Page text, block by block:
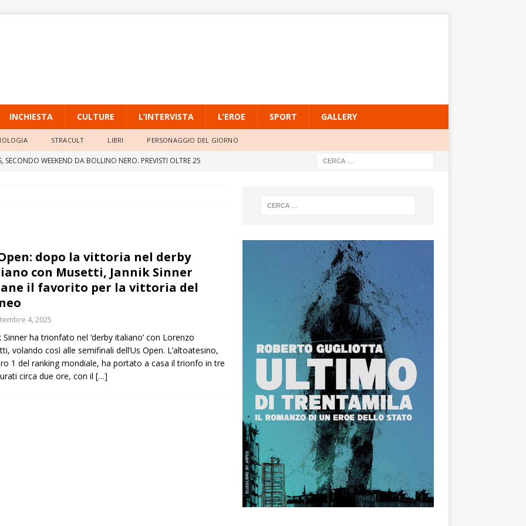
INCHIESTA CULTURE L’INTERVISTA L’EROE SPORT GALLERY
STRACULT LIBRI PERSONAGGIO DEL GIORNO
SECONDO WEEKEND DA BOLLINO NERO. PREVISTI OLTRE 25
DI SAN LORENZO IN BUBBLE SUITE IMMERSI NEL VERDE
l’Inter prenota il bis scudetto, a 2,10 su Sisal.it. Juventus e
in Champions
DEI CACCIATORI. INSORGE IL WWF: PAROLE SCONCERTANTI E
IN SICILIA CONTINUA LA DEVASTAZIONE DEGLI INCENDI E LA
CLIMATICI, L’ASSESSORE VUOLE PROTEGGERE LE
dopo la vittoria nel derby
con Musetti, Jannik Sinner
il favorito per la vittoria del
4, 2025
Sinner ha trionfato nel ‘derby italiano’ con Lorenzo
volando così alle semifinali dell’Us Open. L’altoatesino,
1 del ranking mondiale, ha portato a casa il trionfo in tre
circa due ore, con il […]